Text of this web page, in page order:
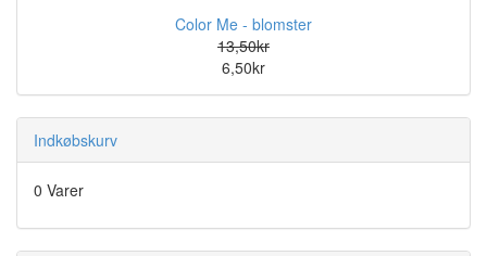
Color Me - blomster
13,50kr
6,50kr
Indkøbskurv
0 Varer